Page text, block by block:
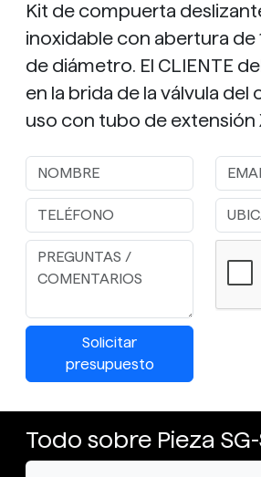
Kit de compuerta
inoxidable con abertura de
de diámetro. El CLIENTE
en la brida de la válvula del
uso con tubo de extensión
Solicitar
presupuesto
Todo sobre Pieza SG-